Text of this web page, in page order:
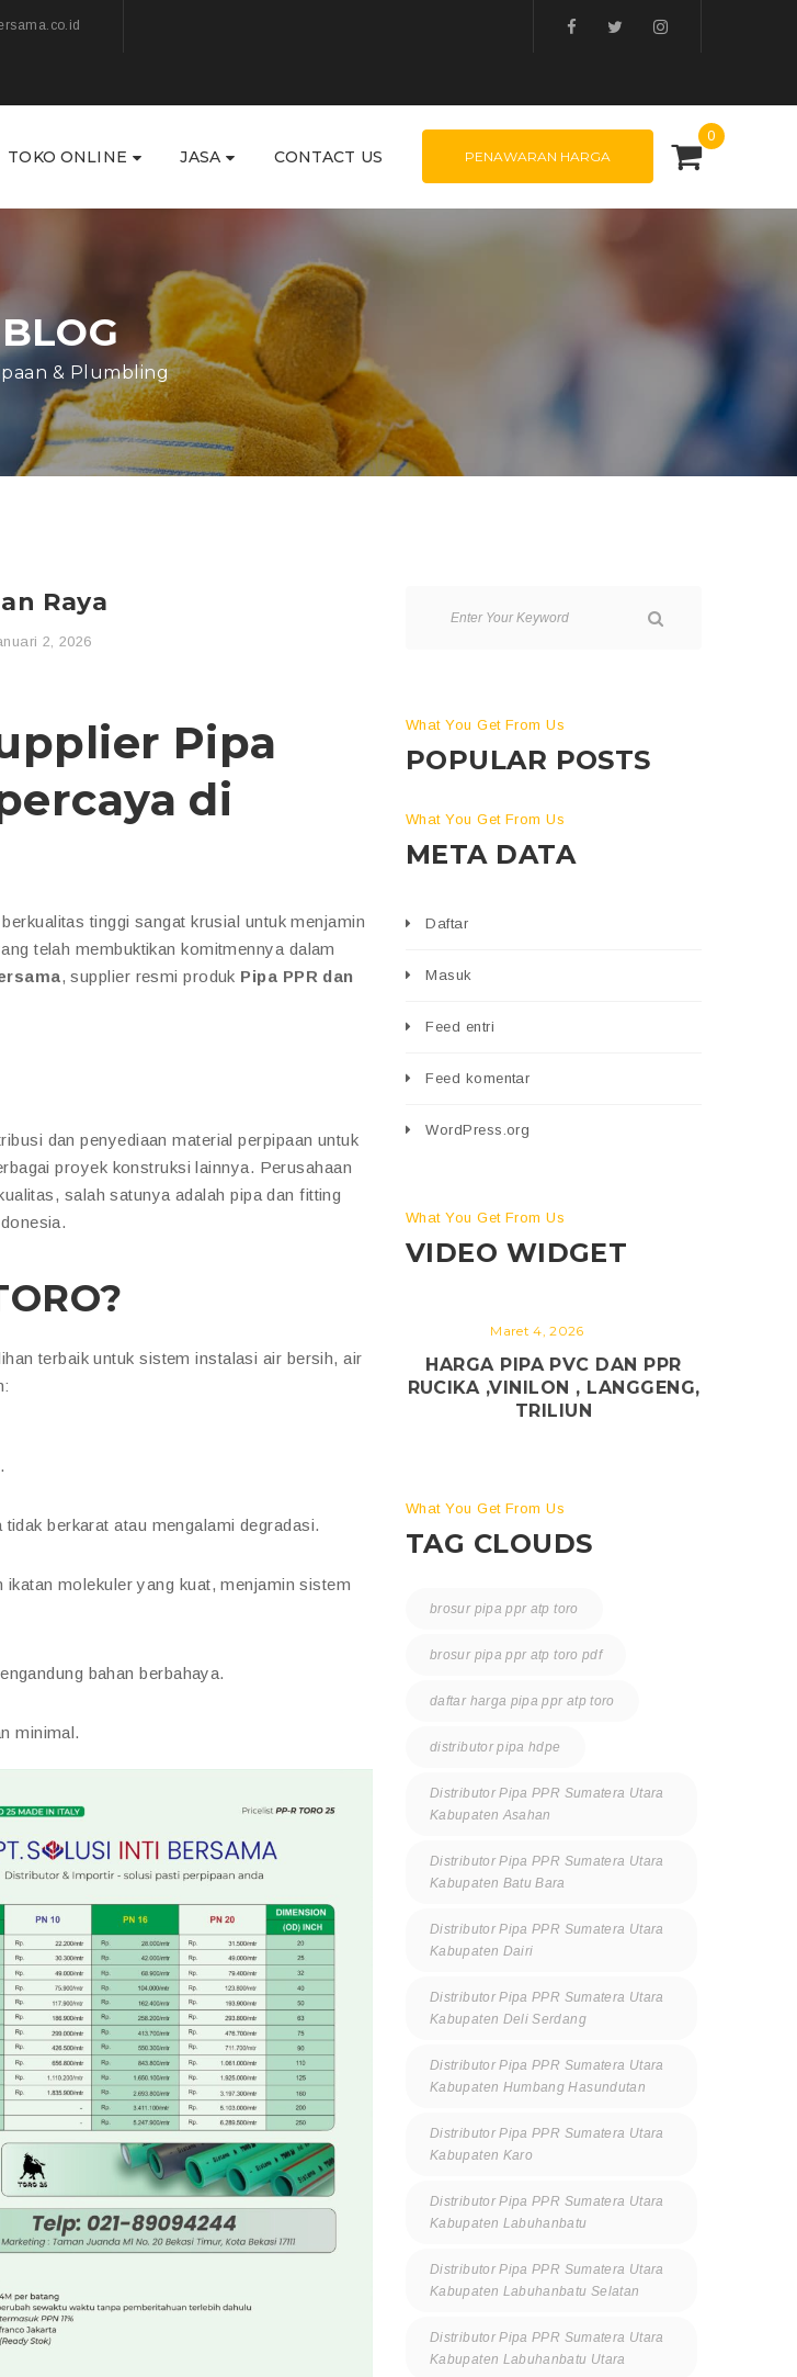
TOKO ONLINE JASA CONTACT US PENAWARAN HARGA
0
BLOG
& Plumbling
Raya
2, 2026
Pipa
di
tinggi sangat krusial untuk menjamin
telah membuktikan komitmennya dalam
, supplier resmi produk Pipa PPR dan
dan penyediaan material perpipaan untuk
proyek konstruksi lainnya. Perusahaan
salah satunya adalah pipa dan fitting
terbaik untuk sistem instalasi air bersih, air
berkarat atau mengalami degradasi.
molekuler yang kuat, menjamin sistem
bahan berbahaya.
minimal.
What You Get From Us
POPULAR POSTS
What You Get From Us
META DATA
Daftar
Masuk
Feed entri
Feed komentar
WordPress.org
What You Get From Us
VIDEO WIDGET
Maret 4, 2026
HARGA PIPA PVC DAN PPR
RUCIKA ,VINILON , LANGGENG,
TRILIUN
What You Get From Us
TAG CLOUDS
brosur pipa ppr atp toro
brosur pipa ppr atp toro pdf
daftar harga pipa ppr atp toro
distributor pipa hdpe
Distributor Pipa PPR Sumatera Utara
Kabupaten Asahan
Distributor Pipa PPR Sumatera Utara
Kabupaten Batu Bara
Distributor Pipa PPR Sumatera Utara
Kabupaten Dairi
Distributor Pipa PPR Sumatera Utara
Kabupaten Deli Serdang
Distributor Pipa PPR Sumatera Utara
Kabupaten Humbang Hasundutan
Distributor Pipa PPR Sumatera Utara
Kabupaten Karo
Distributor Pipa PPR Sumatera Utara
Kabupaten Labuhanbatu
Distributor Pipa PPR Sumatera Utara
Kabupaten Labuhanbatu Selatan
Distributor Pipa PPR Sumatera Utara
Kabupaten Labuhanbatu Utara